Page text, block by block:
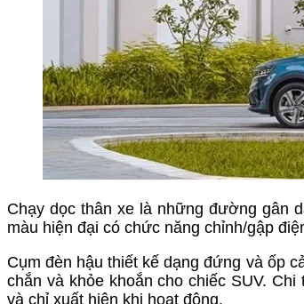
Chạy dọc thân xe là những đường gân
màu hiện đại có chức năng chỉnh/gập
Cụm đèn hậu thiết kế dạng đứng và ốp
chắn và khỏe khoắn cho chiếc SUV.
và chỉ xuất hiện khi hoạt động.